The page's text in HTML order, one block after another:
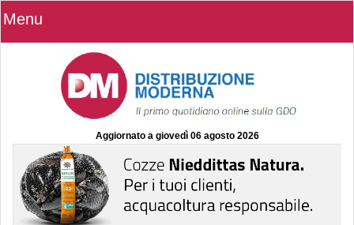
Menu
Aggiornato a giovedì 06 agosto 2026